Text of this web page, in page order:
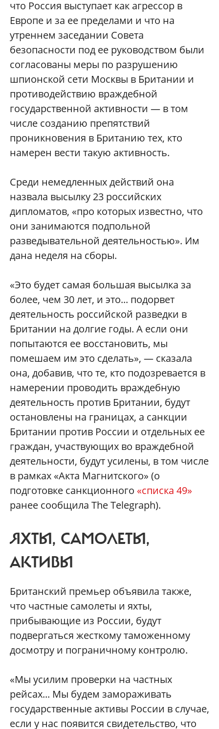
что Россия выступает как агрессор в
Европе и за ее пределами и что на
утреннем заседании Совета
безопасности под ее руководством были
согласованы меры по разрушению
шпионской сети Москвы в Британии и
противодействию враждебной
государственной активности — в том
числе созданию препятствий
проникновения в Британию тех, кто
намерен вести такую активность.
Среди немедленных действий она
назвала высылку 23 российских
дипломатов, «про которых известно, что
они занимаются подпольной
разведывательной деятельностью». Им
дана неделя на сборы.
«Это будет самая большая высылка за
более, чем 30 лет, и это... подорвет
деятельность российской разведки в
Британии на долгие годы. А если они
попытаются ее восстановить, мы
помешаем им это сделать», — сказала
она, добавив, что те, кто подозревается в
намерении проводить враждебную
деятельность против Британии, будут
остановлены на границах, а санкции
Британии против России и отдельных ее
граждан, участвующих во враждебной
деятельности, будут усилены, в том числе
в рамках «Акта Магнитского» (о
подготовке санкционного «списка 49»
ранее сообщила The Telegraph).
ЯХТЫ, САМОЛЕТЫ,
АКТИВЫ
Британский премьер объявила также,
что частные самолеты и яхты,
прибывающие из России, будут
подвергаться жесткому таможенному
досмотру и пограничному контролю.
«Мы усилим проверки на частных
рейсах... Мы будем замораживать
государственные активы России в случае,
если у нас появится свидетельство, что